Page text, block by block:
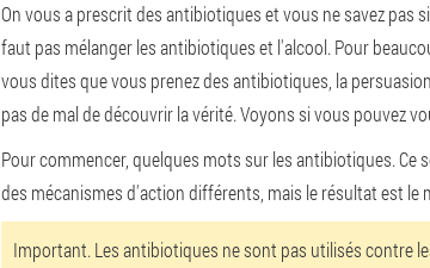
On vous a prescrit des antibiotiques et vous ne savez pas
faut pas mélanger les antibiotiques et l'alcool. Pour
vous dites que vous prenez des antibiotiques, la
pas de mal de découvrir la vérité. Voyons si vous pouvez
Pour commencer, quelques mots sur les antibiotiques.
des mécanismes d'action différents, mais le résultat est le
Important. Les antibiotiques ne sont pas utilisés contre